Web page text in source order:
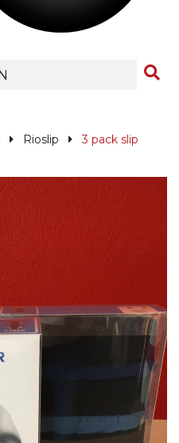
Rioslip 3 pack slip